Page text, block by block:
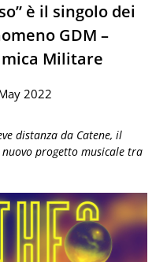
è il singolo dei
GDM –
Militare
2022
distanza da Catene, il
progetto musicale tra